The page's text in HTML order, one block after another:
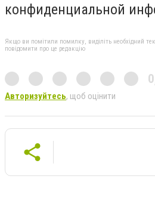
конфиденциальной
Якщо ви помітили помилку, виділіть необхідний
повідомити про це редакцію
Авторизуйтесь, щоб оцінити